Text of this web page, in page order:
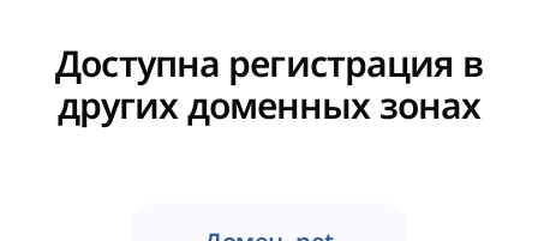
Доступна регистрация в
других доменных зонах